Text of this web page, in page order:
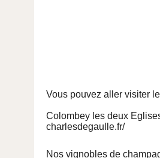
Vous pouvez aller visiter
Colombey les deux
charlesdegaulle.fr/
Nos vignobles de